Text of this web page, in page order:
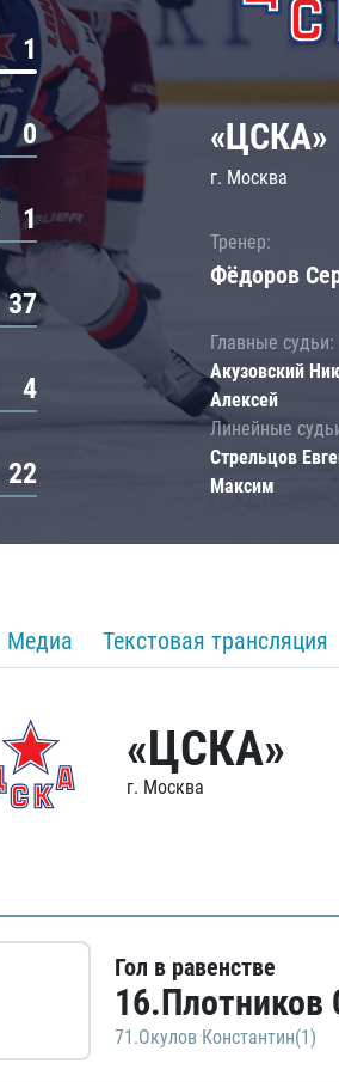
1
0
1
37
4
22
«ЦСКА»
г. Москва
Тренер:
Фёдоров
Главные судьи:
Акузовский
Алексей
Линейные
Стрельцов
Максим
Медиа Текстовая трансляция
«ЦСКА»
г. Москва
Гол в равенстве
16.Плотников
71.Окулов Константин(1)